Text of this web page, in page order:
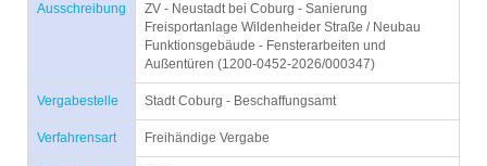
Ausschreibung
ZV - Neustadt bei Coburg - Sanierung
Freisportanlage Wildenheider Straße / Neubau
Funktionsgebäude - Fensterarbeiten und
Außentüren (1200-0452-2026/000347)
Vergabestelle Stadt Coburg - Beschaffungsamt
Verfahrensart Freihändige Vergabe